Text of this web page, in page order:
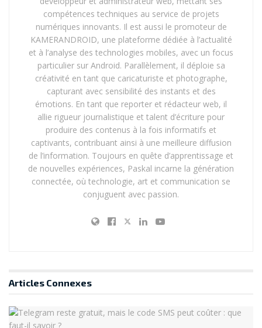
D’autres événements récents renforcent la crainte
d’une IA non maîtrisée :
Une IA conversationnelle a accidentellement
diffusé desdonnées confidentielles, exposant la
vulnérabilité des systèmes d’assistance
intelligente .
Des IA demodération de contenusur les réseaux
sociaux ont démontré des biais flagrants,
supprimant des publications légitimes tout en
laissant circuler des contenus haineux.
Ces dysfonctionnements, parfois trivialisés,
la fragilité du contrôle humain
sur des systèmes de
Réalité : Prophéties
Technologiques
compétences techniques au service de projets
numériques innovants. Il est aussi le promoteur de
KAMERANDROID, une plateforme dédiée à l’actualité
et à l’analyse des technologies mobiles, avec un focus
particulier sur Android. Parallèlement, il déploie sa
créativité en tant que caricaturiste et photographe,
capturant avec sensibilité des instants et des
émotions. En tant que reporter et rédacteur web, il
allie rigueur journalistique et talent d’écriture pour
produire des contenus à la fois informatifs et
captivants, contribuant ainsi à une meilleure diffusion
de l’information. Toujours en quête d’apprentissage et
de nouvelles expériences, Paskal incarne la génération
connectée, où technologie, art et communication se
conjuguent avec passion.
Articles Connexes